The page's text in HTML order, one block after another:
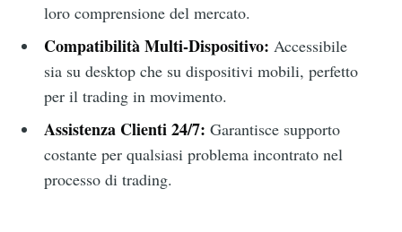
loro comprensione del mercato.
Compatibilità Multi-Dispositivo: Accessibile
sia su desktop che su dispositivi mobili, perfetto
per il trading in movimento.
Assistenza Clienti 24/7: Garantisce supporto
costante per qualsiasi problema incontrato nel
processo di trading.